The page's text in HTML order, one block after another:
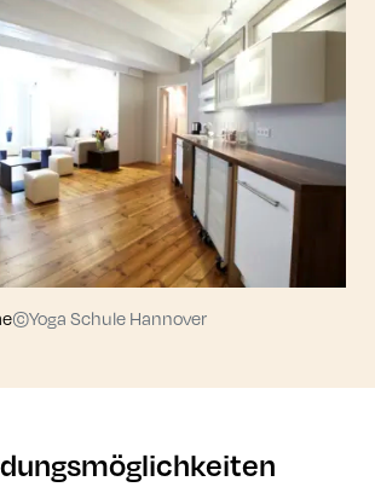
©Yoga Schule Hannover